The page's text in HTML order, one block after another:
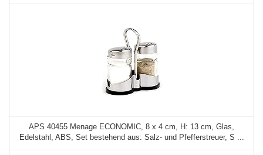
APS 40455 Menage ECONOMIC, 8 x 4 cm, H: 13 cm, Glas,
Edelstahl, ABS, Set bestehend aus: Salz- und Pfefferstreuer, S ...